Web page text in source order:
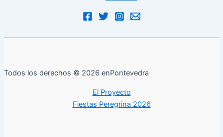
Todos los derechos © 2026 enPontevedra
El Proyecto
Fiestas Peregrina 2026